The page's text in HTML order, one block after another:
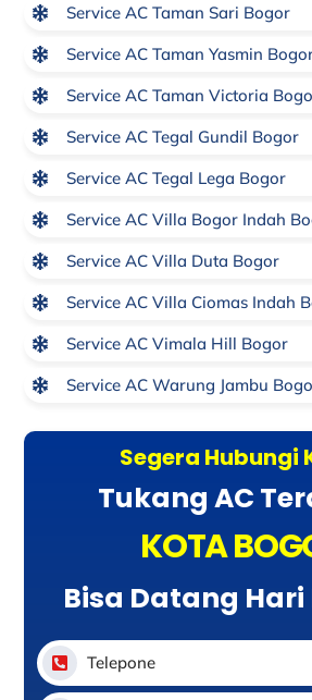
Service AC Taman Sari Bogor
Service AC Taman Yasmin
Service AC Taman Victoria
Service AC Tegal Gundil Bogor
Service AC Tegal Lega Bogor
Service AC Villa Bogor Indah
Service AC Villa Duta Bogor
Service AC Villa Ciomas Indah
Service AC Vimala Hill Bogor
Service AC Warung Jambu
Segera Hubungi
Tukang AC
KOTA
Bisa Datang
Telepone